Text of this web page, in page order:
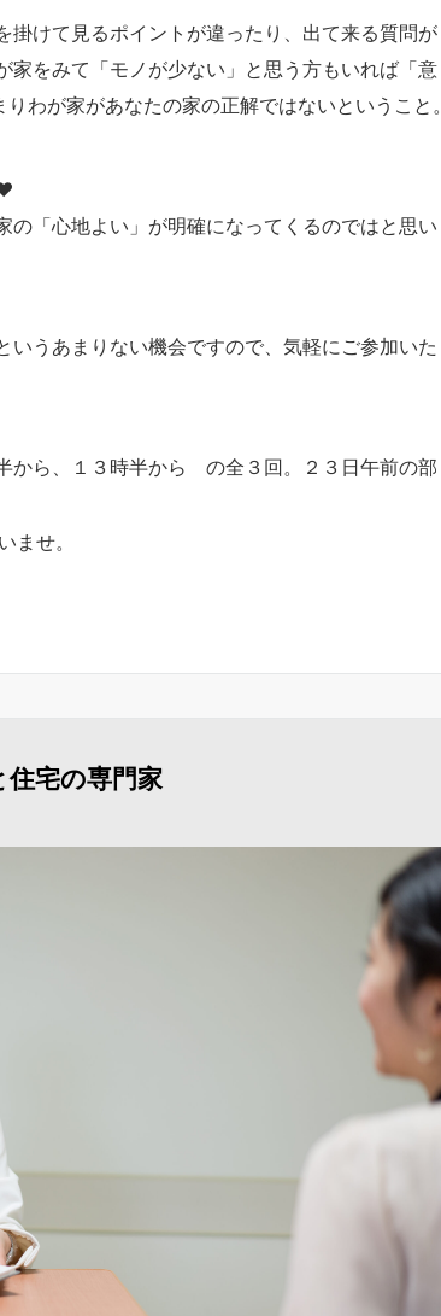
けて見るポイントが違ったり、出て来る質問が
をみて「モノが少ない」と思う方もいれば「意
わが家があなたの家の正解ではないということ。
「心地よい」が明確になってくるのではと思い
うあまりない機会ですので、気軽にご参加いた
から、１３時半から の全３回。２３日午前の部
ませ。
住宅の専門家